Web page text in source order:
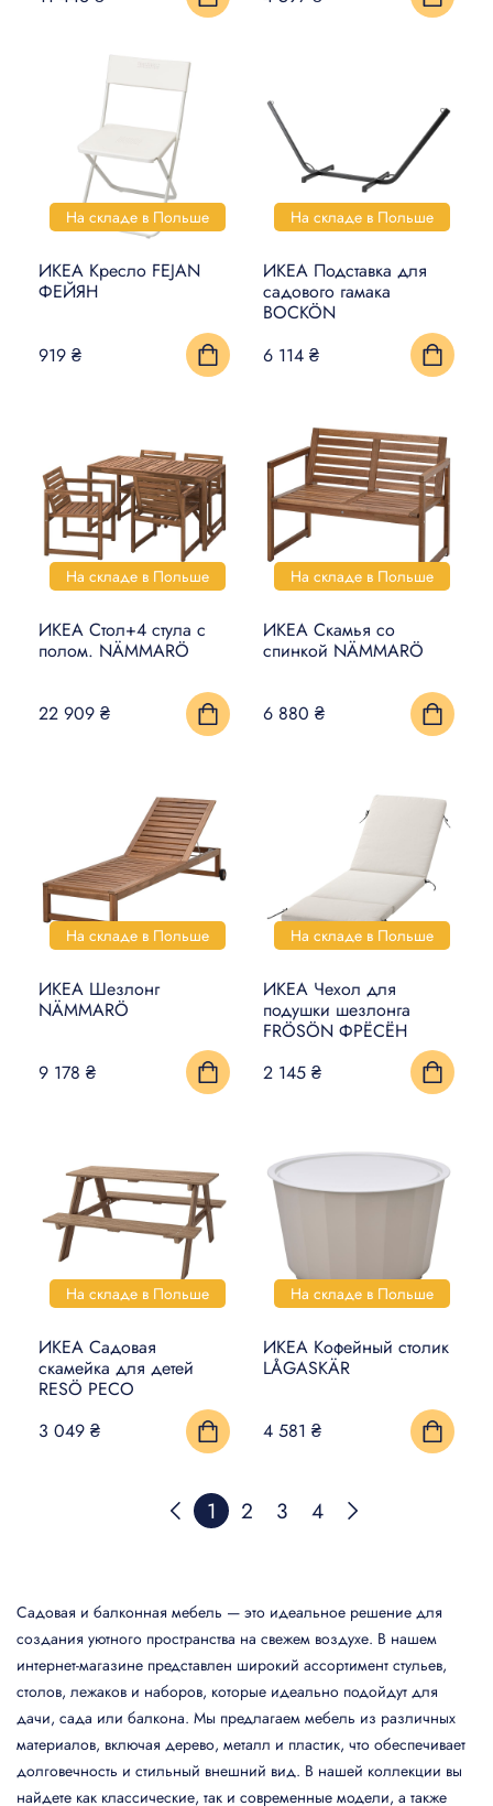
На складе в Польше
ИКЕА Кресло FEJAN
ФЕЙЯН
919 ₴
На складе в Польше
ИКЕА Подставка для
садового гамака
BOCKÖN
6 114 ₴
На складе в Польше
ИКЕА Стол+4 стула с
полом. NÄMMARÖ
22 909 ₴
На складе в Польше
ИКЕА Скамья со
спинкой NÄMMARÖ
6 880 ₴
На складе в Польше
ИКЕА Шезлонг
NÄMMARÖ
9 178 ₴
На складе в Польше
ИКЕА Чехол для
подушки шезлонга
FRÖSÖN ФРЁСЁН
2 145 ₴
На складе в Польше
ИКЕА Садовая
скамейка для детей
RESÖ РЕСО
3 049 ₴
На складе в Польше
ИКЕА Кофейный столик
LÅGASKÄR
4 581 ₴
1 2 3 4
Садовая и балконная мебель — это идеальное решение для
создания уютного пространства на свежем воздухе. В нашем
интернет-магазине представлен широкий ассортимент стульев,
столов, лежаков и наборов, которые идеально подойдут для
дачи, сада или балкона. Мы предлагаем мебель из различных
материалов, включая дерево, металл и пластик, что обеспечивает
долговечность и стильный внешний вид. В нашей коллекции вы
найдете как классические, так и современные модели, а также